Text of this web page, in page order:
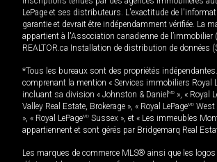
LePage et ses distributeurs. L'exactitude de
garantie et devrait être indépendamment vérifiée. La
appartient à l'Association canadienne de l’immobilier
REALTOR.ca Installation de distribution de données
*Tous les bureaux sont des propriétés
comprenant la mention « Services immobiliers Royal
incluant sa division « Johnston & Daniel MD », « Royal
Valley Real Estate, Brokerage », « Royal LePageMD West
», « Royal LePageMD Sussex », et « Les immeubles
appartiennent et sont gérés par Bridgemarq Real
Les marques de commerce MLS® ainsi que les